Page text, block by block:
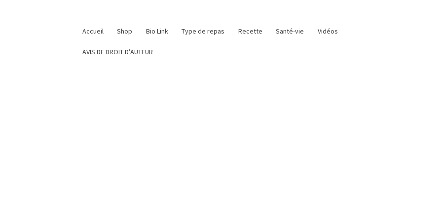
Accueil Shop Bio Link Type de repas Recette Santé-vie Vidéos
AVIS DE DROIT D’AUTEUR